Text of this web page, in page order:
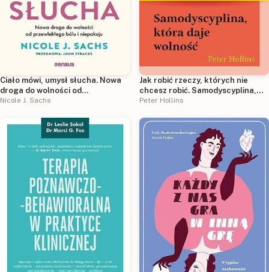
Ciało mówi, umysł słucha. Nowa
droga do wolności od
przewlekłego bólu i niepokoju
Nicole J. Sachs
Jak robić rzeczy, których nie
chcesz robić. Samodyscyplina,
która daje wolność
Peter Hollins